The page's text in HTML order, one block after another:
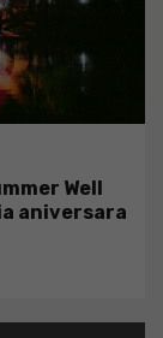
Well
aniversara